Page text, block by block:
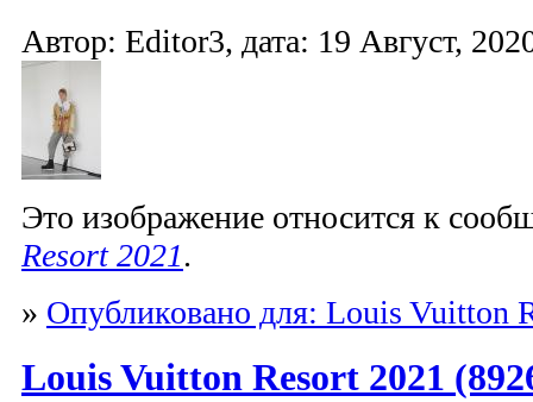
Автор: Editor3, дата: 19 Август,
Это изображение относится к
Resort 2021.
» Опубликовано для: Louis Vuitton
Louis Vuitton Resort 2021